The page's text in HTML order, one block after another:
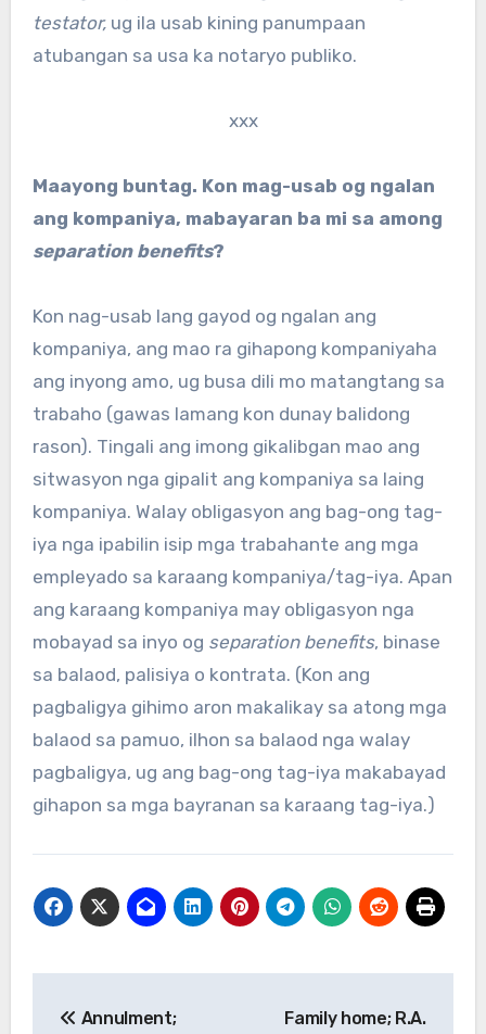
testator,ug ila usab kining panumpaan
atubangan sa usa ka notaryo publiko.
xxx
Maayong buntag. Kon mag-usab og ngalan
ang kompaniya, mabayaran ba mi sa among
separation benefits?
Kon nag-usab lang gayod og ngalan ang
kompaniya, ang mao ra gihapong kompaniyaha
ang inyong amo, ug busa dili mo matangtang sa
trabaho (gawas lamang kon dunay balidong
rason). Tingali ang imong gikalibgan mao ang
sitwasyon nga gipalit ang kompaniya sa laing
kompaniya. Walay obligasyon ang bag-ong tag-
iya nga ipabilin isip mga trabahante ang mga
empleyado sa karaang kompaniya/tag-iya. Apan
ang karaang kompaniya may obligasyon nga
mobayad sa inyo og separation benefits, binase
sa balaod, palisiya o kontrata. (Kon ang
pagbaligya gihimo aron makalikay sa atong mga
balaod sa pamuo, ilhon sa balaod nga walay
pagbaligya, ug ang bag-ong tag-iya makabayad
gihapon sa mga bayranan sa karaang tag-iya.)
Annulment; Family home; R.A.